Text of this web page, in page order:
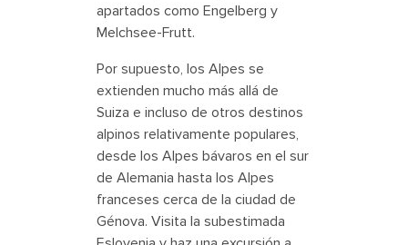
apartados como Engelberg y
Melchsee-Frutt.
Por supuesto, los Alpes se
extienden mucho más allá de
Suiza e incluso de otros destinos
alpinos relativamente populares,
desde los Alpes bávaros en el sur
de Alemania hasta los Alpes
franceses cerca de la ciudad de
Génova. Visita la subestimada